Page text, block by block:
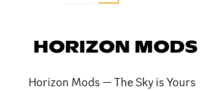
HORIZON MODS
Horizon Mods — The Sky is Yours